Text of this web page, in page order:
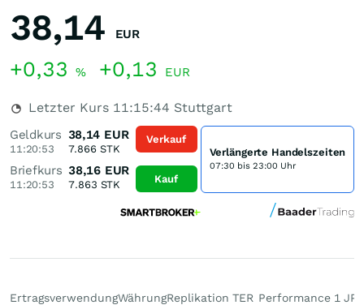
38,14 EUR
+0,33 % +0,13 EUR
Letzter Kurs 11:15:44 Stuttgart
Geldkurs
11:20:53
38,14 EUR
7.866STK
Briefkurs
11:20:53
38,16 EUR
7.863 STK
Verkauf
Kauf
Verlängerte Handelszeiten
07:30 bis 23:00 Uhr
ErtragsverwendungWährungReplikation TER Performance 1 J